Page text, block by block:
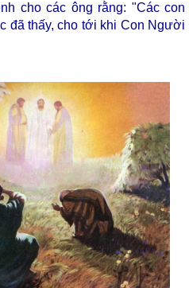
cho các ông rằng: "Các con
đã thấy, cho tới khi Con Người